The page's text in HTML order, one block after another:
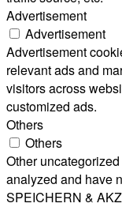
Advertisement
Advertisement
Advertisement
relevant ads and
visitors across
customized ads.
Others
Others
Other
analyzed and have
SPEICHERN &